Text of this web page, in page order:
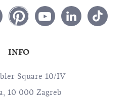
INFO
Square 10/IV
10 000 Zagreb